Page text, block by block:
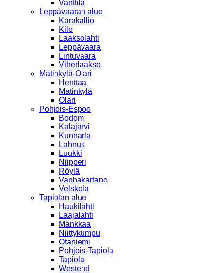
Vanttila
Leppävaaran alue
Karakallio
Kilo
Laaksolahti
Leppävaara
Lintuvaara
Viherlaakso
Matinkylä-Olari
Henttaa
Matinkylä
Olari
Pohjois-Espoo
Bodom
Kalajärvi
Kunnarla
Lahnus
Luukki
Niipperi
Röylä
Vanhakartano
Velskola
Tapiolan alue
Haukilahti
Laajalahti
Mankkaa
Niittykumpu
Otaniemi
Pohjois-Tapiola
Tapiola
Westend